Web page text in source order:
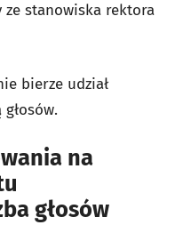
ze stanowiska rektora
bierze udział
na
głosów